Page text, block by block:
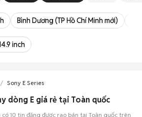
Bình Dương (TP Hồ Chí Minh mới)
inch
Sony E Series
dòng E giá rẻ tại Toàn quốc
có 10 tin đăng được rao bán tại Toàn quốc trên